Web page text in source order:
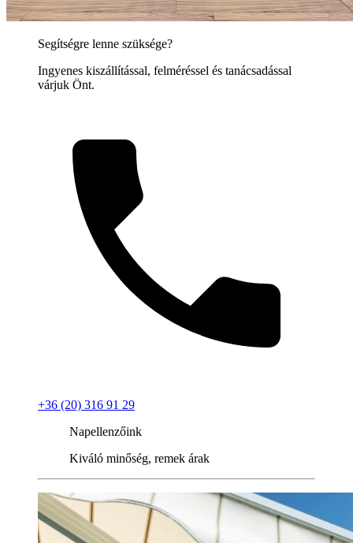
Segítségre lenne szüksége?
Ingyenes kiszállítással, felméréssel és tanácsadással
várjuk Önt.
+36 (20) 316 91 29
Napellenzőink
Kiváló minőség, remek árak